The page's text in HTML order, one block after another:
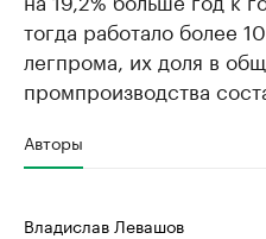
тогда работало более
легпрома, их доля в
промпроизводства
Авторы
Владислав Левашов